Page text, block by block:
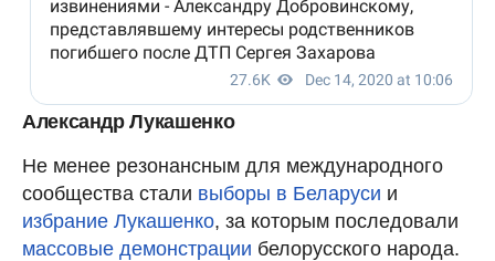
Александр Лукашенко
Не менее резонансным для международного
сообщества стали выборы в Беларуси и
избрание Лукашенко, за которым последовали
массовые демонстрации белорусского народа.